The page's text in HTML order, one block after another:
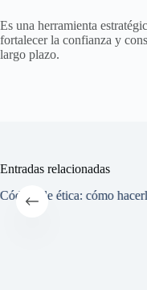
Es una herramienta
fortalecer la confianza y
largo plazo.
Entradas relacionadas
Código de ética: cómo